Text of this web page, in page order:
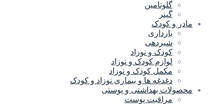
گلوتامین
گینر
مادر و کودک
بارداری
شیردهی
کودک و نوزاد
لوازم کودک و نوزاد
مکمل کودک و نوزاد
دغدغه ها و بیماری نوزاد و کودک
محصولات بهداشتی و پوستی
مراقبت پوست